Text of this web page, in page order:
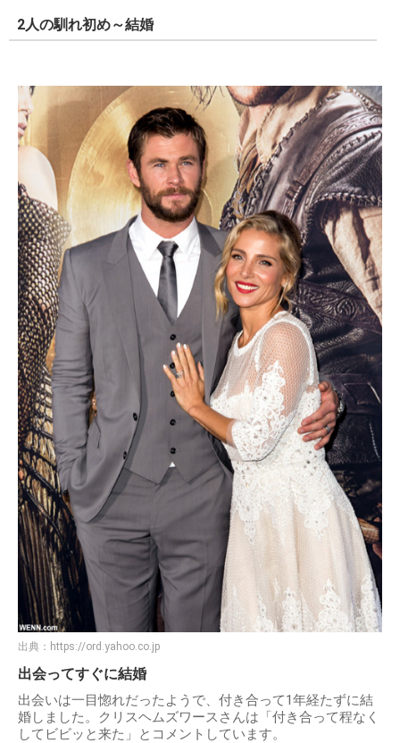
2人の馴れ初め～結婚
出典： https://ord.yahoo.co.jp
出会ってすぐに結婚
出会いは一目惚れだったようで、付き合って1年経たずに結
婚しました。クリスヘムズワースさんは「付き合って程なく
してビビッと来た」とコメントしています。